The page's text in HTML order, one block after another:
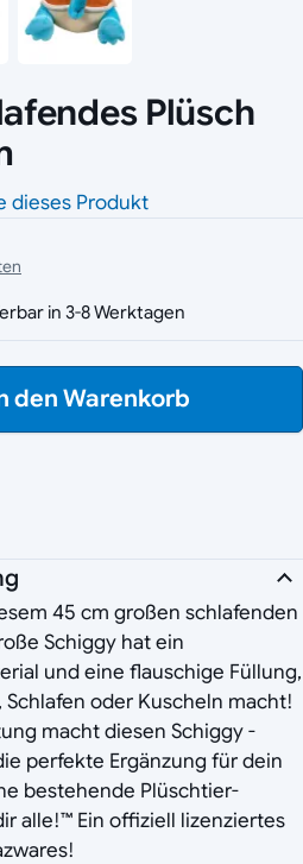
Plüsch
dieses Produkt
in 3-8 Werktagen
den Warenkorb
45 cm großen schlafenden
Schiggy hat ein
und eine flauschige Füllung,
oder Kuscheln macht!
macht diesen Schiggy -
perfekte Ergänzung für dein
bestehende Plüschtier-
alle!™ Ein offiziell lizenziertes